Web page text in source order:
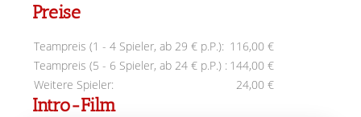
Preise
Teampreis (1 - 4 Spieler, ab 29 € p.P.): 116,00 €
Teampreis (5 - 6 Spieler, ab 24 € p.P.) : 144,00 €
Weitere Spieler:
24,00 €
Intro-Film